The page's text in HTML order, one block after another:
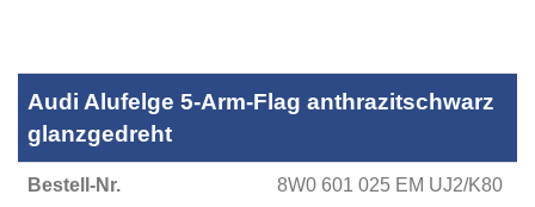
Audi Alufelge 5-Arm-Flag anthrazitschwarz
glanzgedreht
Bestell-Nr. 8W0 601 025 EM UJ2/K80